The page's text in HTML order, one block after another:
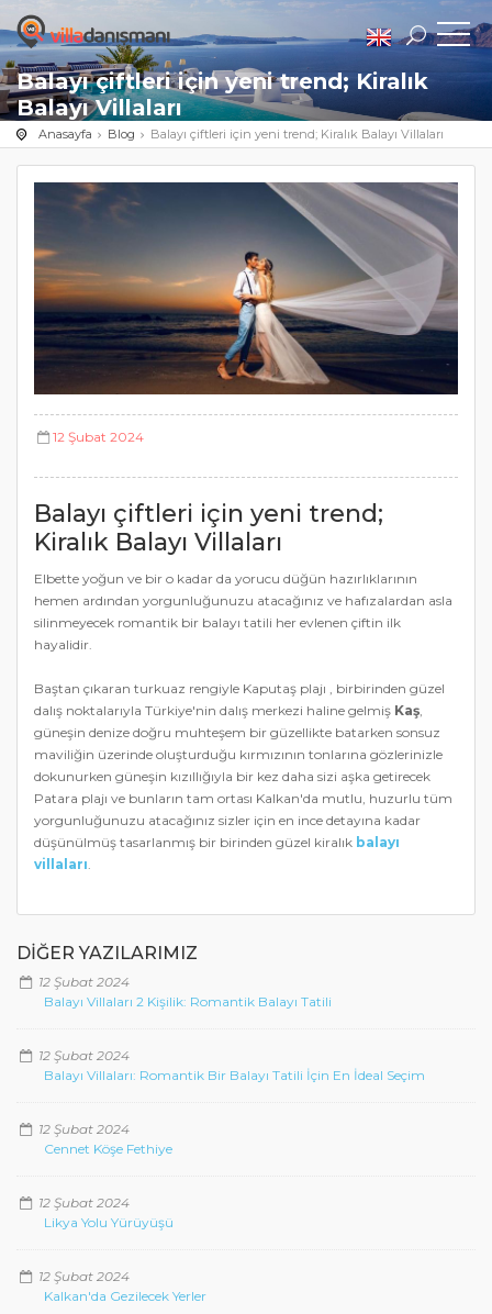
Balayı çiftleri için yeni trend; Kiralık
Balayı Villaları
Anasayfa Blog Balayı çiftleri için yeni trend; Kiralık Balayı Villaları
12 Şubat 2024
Balayı çiftleri için yeni trend;
Kiralık Balayı Villaları
Elbette yoğun ve bir o kadar da yorucu düğün hazırlıklarının
hemen ardından yorgunluğunuzu atacağınız ve hafızalardan asla
silinmeyecek romantik bir balayı tatili her evlenen çiftin ilk
hayalidir.
Baştan çıkaran turkuaz rengiyle Kaputaş plajı , birbirinden güzel
dalış noktalarıyla Türkiye'nin dalış merkezi haline gelmiş Kaş,
güneşin denize doğru muhteşem bir güzellikte batarken sonsuz
maviliğin üzerinde oluşturduğu kırmızının tonlarına gözlerinizle
dokunurken güneşin kızıllığıyla bir kez daha sizi aşka getirecek
Patara plajı ve bunların tam ortası Kalkan'da mutlu, huzurlu tüm
yorgunluğunuzu atacağınız sizler için en ince detayına kadar
düşünülmüş tasarlanmış bir birinden güzel kiralık balayı
villaları.
DIĞER YAZILARIMIZ
12 Şubat 2024
Balayı Villaları 2 Kişilik: Romantik Balayı Tatili
12 Şubat 2024
Balayı Villaları: Romantik Bir Balayı Tatili İçin En İdeal Seçim
12 Şubat 2024
Cennet Köşe Fethiye
12 Şubat 2024
Likya Yolu Yürüyüşü
12 Şubat 2024
Kalkan'da Gezilecek Yerler